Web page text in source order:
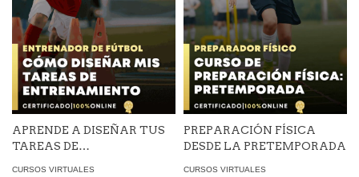
APRENDE A DISEÑAR TUS
TAREAS DE
CURSOS VIRTUALES
PREPARACIÓN FÍSICA
DESDE LA PRETEMPORADA
CURSOS VIRTUALES